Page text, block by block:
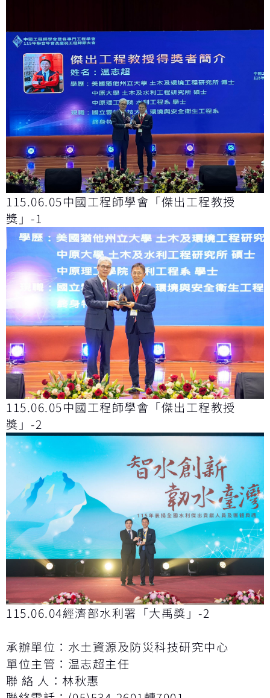
115.06.05中國工程師學會「傑出工程教授
獎」-1
115.06.05中國工程師學會「傑出工程教授
獎」-2
115.06.04經濟部水利署「大禹獎」-2
承辦單位：水土資源及防災科技研究中心
單位主管：温志超主任
聯 絡 人：林秋惠